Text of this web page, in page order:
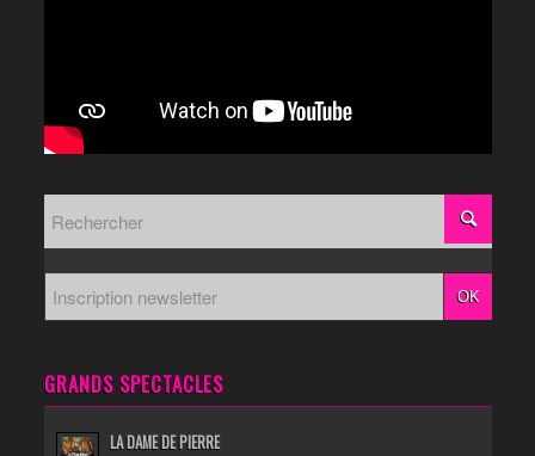
GRANDS SPECTACLES
LA DAME DE PIERRE